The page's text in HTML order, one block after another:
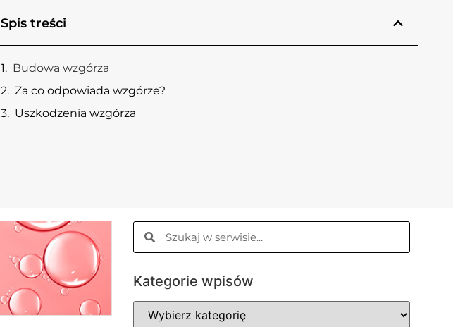
Spis treści
Budowa wzgórza
Za co odpowiada wzgórze?
Uszkodzenia wzgórza
Kategorie wpisów